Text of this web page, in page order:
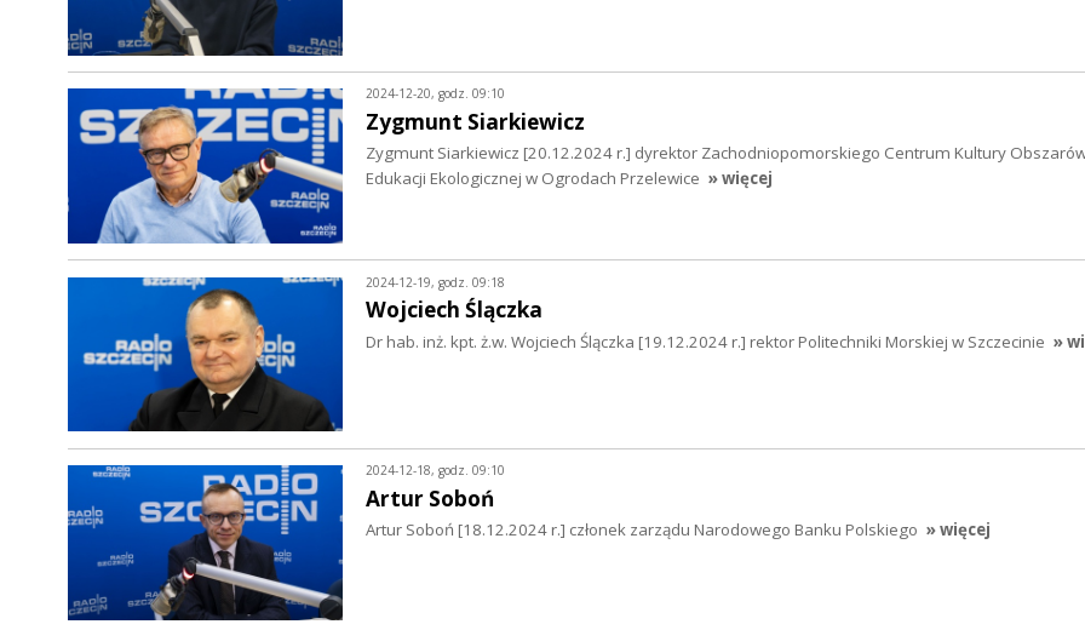
2024-12-20, godz. 09:10
Zygmunt Siarkiewicz
Zygmunt Siarkiewicz [20.12.2024 r.] dyrektor Zachodniopomorskiego Centrum Kultury
Edukacji Ekologicznej w Ogrodach Przelewice » więcej
2024-12-19, godz. 09:18
Wojciech Ślączka
Dr hab. inż. kpt. ż.w. Wojciech Ślączka [19.12.2024 r.] rektor Politechniki Morskiej w Szczecinie »
2024-12-18, godz. 09:10
Artur Soboń
Artur Soboń [18.12.2024 r.] członek zarządu Narodowego Banku Polskiego » więcej